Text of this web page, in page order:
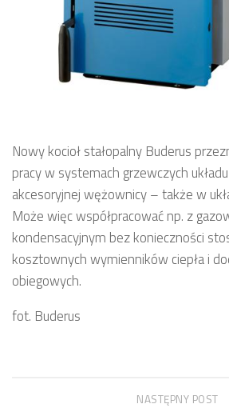
Nowy kocioł stałopalny Buderus
pracy w systemach grzewczych
akcesoryjnej wężownicy – także w
Może więc współpracować np. z
kondensacyjnym bez konieczności
kosztownych wymienników ciepła i
obiegowych.
fot. Buderus
NASTĘPNY POST